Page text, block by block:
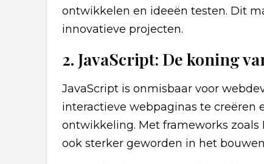
ontwikkelen en ideeën testen. Dit
innovatieve projecten.
2. JavaScript: De koning
JavaScript is onmisbaar voor
interactieve webpaginas te creëren
ontwikkeling. Met frameworks zoals
ook sterker geworden in het